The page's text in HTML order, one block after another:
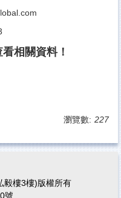
相關資料！
瀏覽數: 227
毅樓3樓)版權所有
號